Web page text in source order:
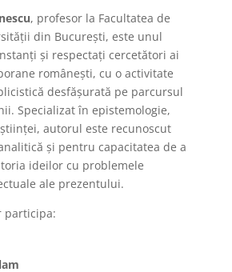
, profesor la Facultatea de
din București, este unul
și respectați cercetători ai
românești, cu o activitate
desfășurată pe parcursul
Specializat în epistemologie,
autorul este recunoscut
și pentru capacitatea de a
ideilor cu problemele
ale prezentului.
participa: